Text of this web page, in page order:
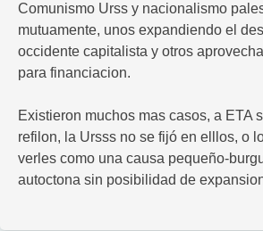
Comunismo Urss y nacionalismo
mutuamente, unos expandiendo el
occidente capitalista y otros
para financiacion.
Existieron muchos mas casos, a ETA
refilon, la Ursss no se fijó en elllos, o
verles como una causa pequeño-
autoctona sin posibilidad de